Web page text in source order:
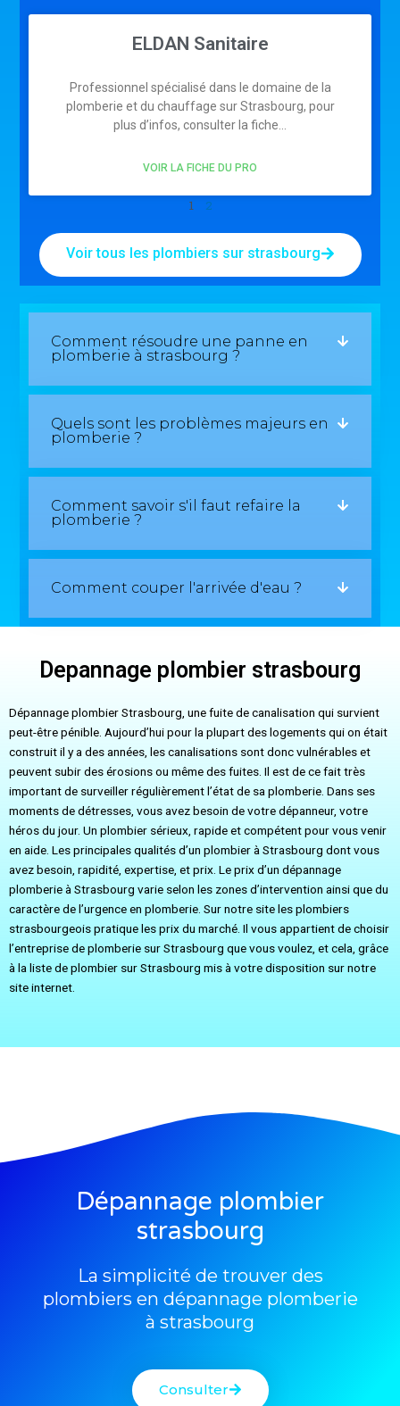
ELDAN Sanitaire
Professionnel spécialisé dans le domaine de la
plomberie et du chauffage sur Strasbourg, pour
plus d’infos, consulter la fiche…
VOIR LA FICHE DU PRO
1 2
Voir tous les plombiers sur strasbourg
Comment résoudre une panne en
plomberie à strasbourg ?
Quels sont les problèmes majeurs en
plomberie ?
Comment savoir s'il faut refaire la
plomberie ?
Comment couper l'arrivée d'eau ?
Depannage plombier strasbourg
Dépannage plombier Strasbourg, une fuite de canalisation qui survient
peut-être pénible. Aujourd’hui pour la plupart des logements qui on était
construit il y a des années, les canalisations sont donc vulnérables et
peuvent subir des érosions ou même des fuites. Il est de ce fait très
important de surveiller régulièrement l’état de sa plomberie. Dans ses
moments de détresses, vous avez besoin de votre dépanneur, votre
héros du jour. Un plombier sérieux, rapide et compétent pour vous venir
en aide. Les principales qualités d’un plombier à Strasbourg dont vous
avez besoin, rapidité, expertise, et prix. Le prix d’un dépannage
plomberie à Strasbourg varie selon les zones d’intervention ainsi que du
caractère de l’urgence en plomberie. Sur notre site les plombiers
strasbourgeois pratique les prix du marché. Il vous appartient de choisir
l’entreprise de plomberie sur Strasbourg que vous voulez, et cela, grâce
à la liste de plombier sur Strasbourg mis à votre disposition sur notre
site internet.
Dépannage plombier
strasbourg
La simplicité de trouver des
plombiers en dépannage plomberie
à strasbourg
Consulter